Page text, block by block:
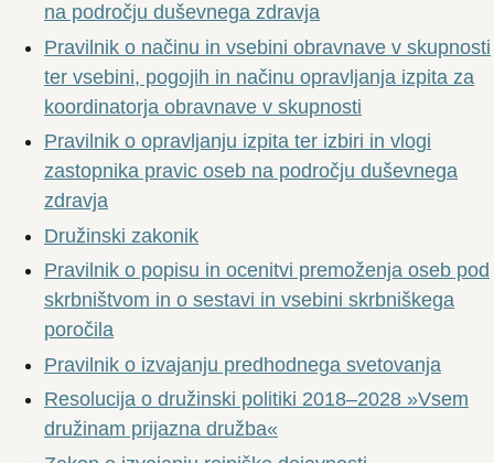
na področju duševnega zdravja
Pravilnik o načinu in vsebini obravnave v skupnosti
ter vsebini, pogojih in načinu opravljanja izpita za
koordinatorja obravnave v skupnosti
Pravilnik o opravljanju izpita ter izbiri in vlogi
zastopnika pravic oseb na področju duševnega
zdravja
Družinski zakonik
Pravilnik o popisu in ocenitvi premoženja oseb pod
skrbništvom in o sestavi in vsebini skrbniškega
poročila
Pravilnik o izvajanju predhodnega svetovanja
Resolucija o družinski politiki 2018–2028 »Vsem
družinam prijazna družba«